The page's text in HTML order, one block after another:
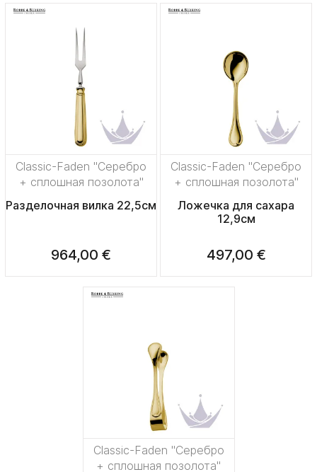
Classic-Faden "Серебро
+ сплошная позолота"
Разделочная вилка 22,5см
964,00 €
Classic-Faden "Серебро
+ сплошная позолота"
Ложечка для сахара
12,9см
497,00 €
Classic-Faden "Серебро
+ сплошная позолота"